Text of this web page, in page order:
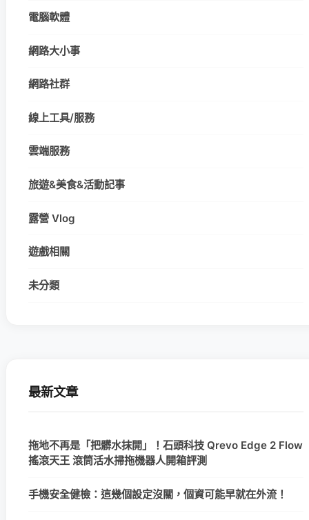
電腦軟體
網路大小事
網路社群
線上工具/服務
雲端服務
旅遊&美食&活動記事
露營 Vlog
遊戲相關
未分類
最新文章
拖地不再是「把髒水抹開」！石頭科技 Qrevo Edge 2 Flow
搖滾天王 滾筒活水掃拖機器人開箱評測
手機安全健檢：這幾個設定沒關，個資可能早就在外流！